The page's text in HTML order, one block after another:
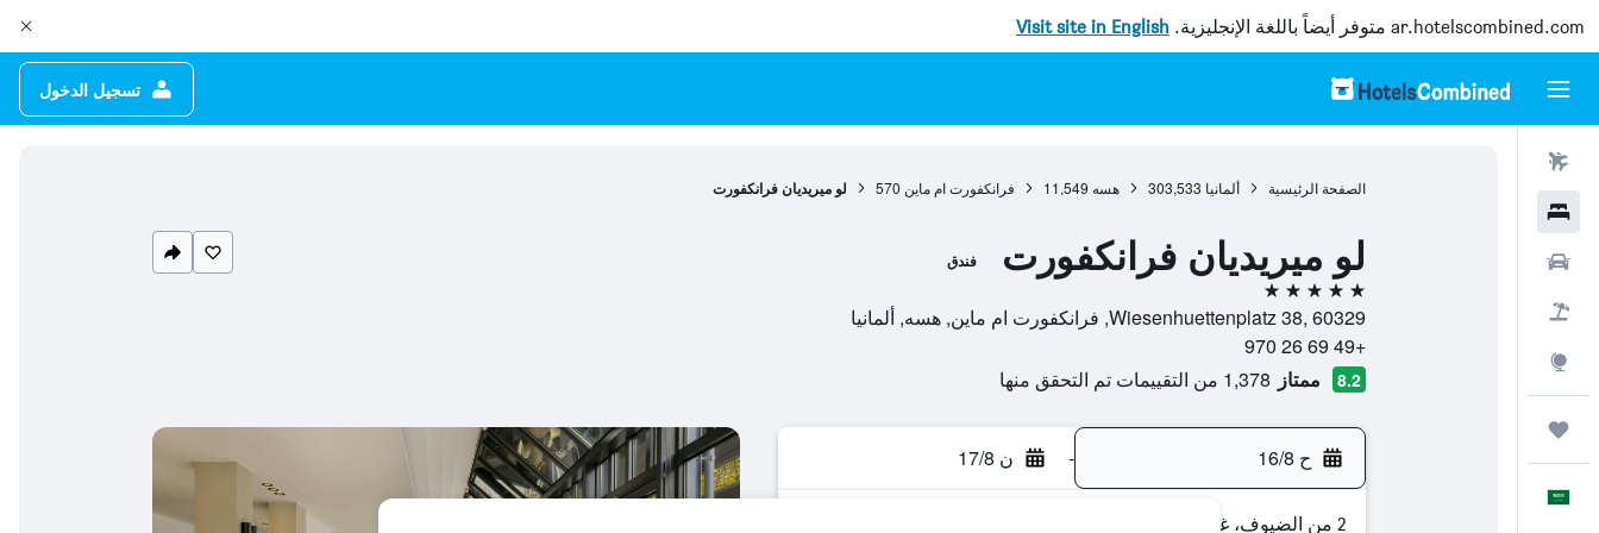
ar.hotelscombined.com متوفر أيضاً باللغة الإنجليزية. Visit site in English
تسجيل الدخول
الصفحة الرئيسية ألمانيا 303,533 هسه 11,549 فرانكفورت ام ماين 570 لو ميريديان فرانكفورت
لو ميريديان فرانكفورت فندق
5 نجوم
Wiesenhuettenplatz 38, 60329, فرانكفورت ام ماين, هسه, ألمانيا
+49 69 26 970
8.2 ممتاز 1,378 من التقييمات تم التحقق منها
ح 16/8 - ن 17/8
2 من الضيوف، غرفة واحدة